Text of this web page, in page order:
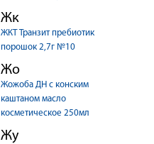
Жк
ЖКТ Транзит пребиотик
порошок 2,7г №10
Жо
Жожоба ДН с конским
каштаном масло
косметическое 250мл
Жу